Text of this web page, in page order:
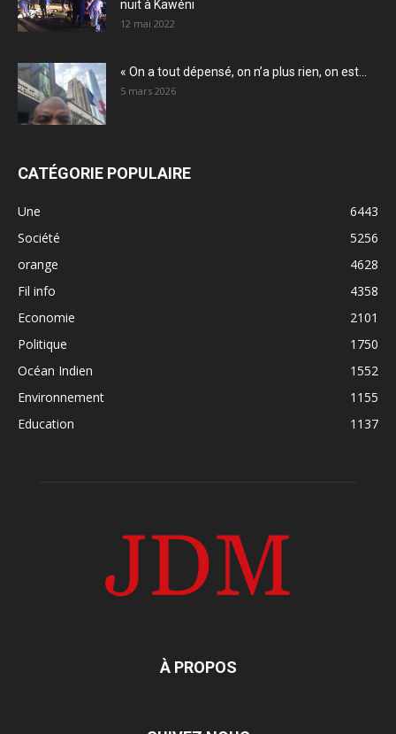
nuit à Kawéni
12 mai 2022
« On a tout dépensé, on n’a plus rien, on est...
5 mars 2026
CATÉGORIE POPULAIRE
Une
6443
Société
5256
orange
4628
Fil info
4358
Economie
2101
Politique
1750
Océan Indien
1552
Environnement
1155
Education
1137
À PROPOS